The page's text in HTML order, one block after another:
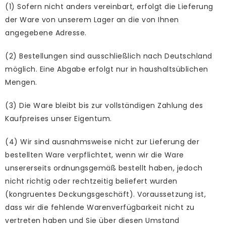
(1) Sofern nicht anders vereinbart, erfolgt die Lieferung
der Ware von unserem Lager an die von Ihnen
angegebene Adresse.
(2) Bestellungen sind ausschließlich nach Deutschland
möglich. Eine Abgabe erfolgt nur in haushaltsüblichen
Mengen.
(3) Die Ware bleibt bis zur vollständigen Zahlung des
Kaufpreises unser Eigentum.
(4) Wir sind ausnahmsweise nicht zur Lieferung der
bestellten Ware verpflichtet, wenn wir die Ware
unsererseits ordnungsgemäß bestellt haben, jedoch
nicht richtig oder rechtzeitig beliefert wurden
(kongruentes Deckungsgeschäft). Voraussetzung ist,
dass wir die fehlende Warenverfügbarkeit nicht zu
vertreten haben und Sie über diesen Umstand